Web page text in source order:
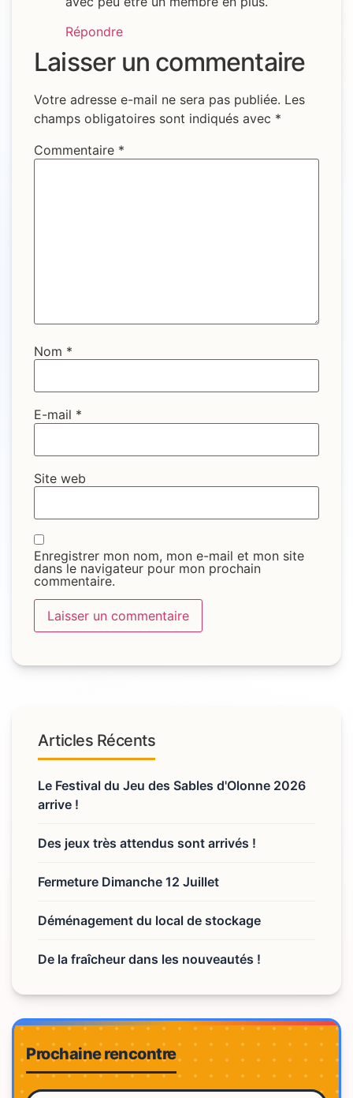
Répondre
Laisser un commentaire
Votre adresse e-mail ne sera pas publiée. Les
champs obligatoires sont indiqués avec *
Commentaire *
Nom *
E-mail *
Site web
Enregistrer mon nom, mon e-mail et mon site
dans le navigateur pour mon prochain
commentaire.
Articles Récents
Le Festival du Jeu des Sables d'Olonne 2026
arrive !
Des jeux très attendus sont arrivés !
Fermeture Dimanche 12 Juillet
Déménagement du local de stockage
De la fraîcheur dans les nouveautés !
Prochaine rencontre